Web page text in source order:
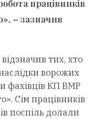
працівників
– зазначив
тих, хто
ворожих
фахівців КП ВМР
Сім працівників
поспіль долали